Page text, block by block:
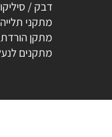
עגלת בקבוקים
פתרונות לפינה
מזווה ויחידות
מייבשי צלחות
מתקני תלייה